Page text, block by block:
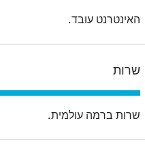
האינטרנט עובד.
שרות
שרות ברמה עולמית.